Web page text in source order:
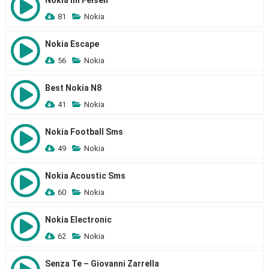
81 Nokia
Nokia Escape
56 Nokia
Best Nokia N8
41 Nokia
Nokia Football Sms
49 Nokia
Nokia Acoustic Sms
60 Nokia
Nokia Electronic
62 Nokia
Senza Te – Giovanni Zarrella